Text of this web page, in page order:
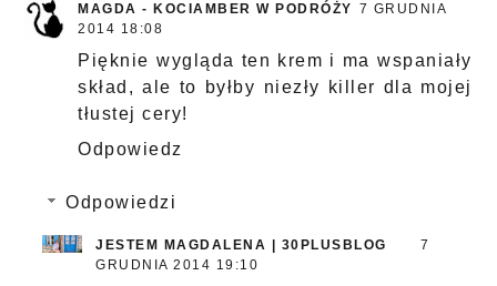
MAGDA - KOCIAMBER W PODRÓŻY 7 GRUDNIA
2014 18:08
Pięknie wygląda ten krem i ma wspaniały
skład, ale to byłby niezły killer dla mojej
tłustej cery!
Odpowiedz
Odpowiedzi
JESTEM MAGDALENA | 30PLUSBLOG
7
GRUDNIA 2014 19:10